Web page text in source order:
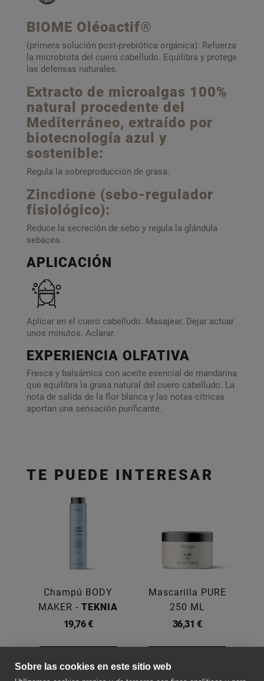
BIOME Oléoactif®
(primera solución post-prebiótica orgánica): Refuerza
la microbiota del cuero cabelludo. Equilibra y protege
las defensas naturales.
Extracto de microalgas 100%
natural procedente del
Mediterráneo, extraído por
biotecnología azul y
sostenible:
Regula la sobreproducción de grasa.
Zincdione (sebo-regulador
fisiológico):
Reduce la secreción de sebo y regula la glándula
sebácea.
APLICACIÓN
Aplicar en el cuero cabelludo. Masajear. Dejar actuar
unos minutos. Aclarar.
EXPERIENCIA OLFATIVA
Fresca y balsámica con aceite esencial de mandarina
que equilibra la grasa natural del cuero cabelludo. La
nota de salida de la flor blanca y las notas cítricas
aportan una sensación purificante.
TE PUEDE INTERESAR
Champú BODY
MAKER - TEKNIA
19,76 €
Ver más
Mascarilla PURE
250 ML
36,31 €
Sobre las cookies en este sitio web